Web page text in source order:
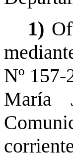
1)
Nº
María